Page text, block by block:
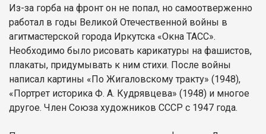
Из-за горба на фронт он не попал, но самоотверженно
работал в годы Великой Отечественной войны в
агитмастерской города Иркутска «Окна ТАСС».
Необходимо было рисовать карикатуры на фашистов,
плакаты, придумывать к ним стихи. После войны
написал картины «По Жигаловскому тракту» (1948),
«Портрет историка Ф. А. Кудрявцева» (1948) и многое
другое. Член Союза художников СССР с 1947 года.